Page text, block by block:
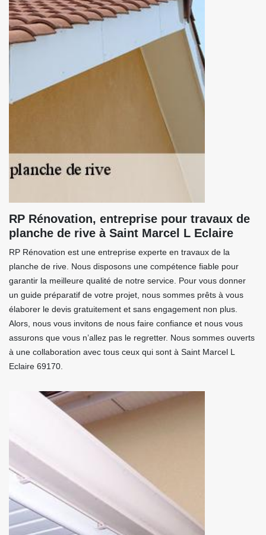
RP Rénovation, entreprise pour travaux de
planche de rive à Saint Marcel L Eclaire
RP Rénovation est une entreprise experte en travaux de la
planche de rive. Nous disposons une compétence fiable pour
garantir la meilleure qualité de notre service. Pour vous donner
un guide préparatif de votre projet, nous sommes prêts à vous
élaborer le devis gratuitement et sans engagement non plus.
Alors, nous vous invitons de nous faire confiance et nous vous
assurons que vous n’allez pas le regretter. Nous sommes ouverts
à une collaboration avec tous ceux qui sont à Saint Marcel L
Eclaire 69170.